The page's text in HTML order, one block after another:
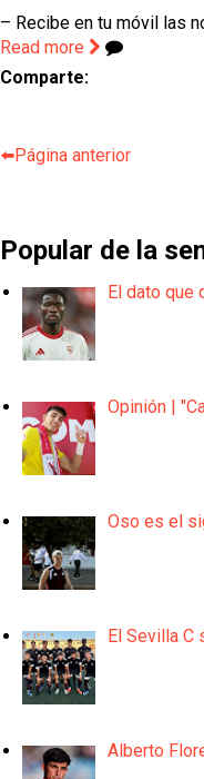
– Recibe en tu móvil las
Read more
Comparte:
⬅️Página anterior
Popular de la
El dato que
Opinión |
Oso es el
El Sevilla C
Alberto